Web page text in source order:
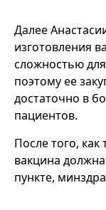
Далее
изготовления
сложностью
поэтому ее
достаточно в
пациентов.
После того, как
вакцина
пункте,